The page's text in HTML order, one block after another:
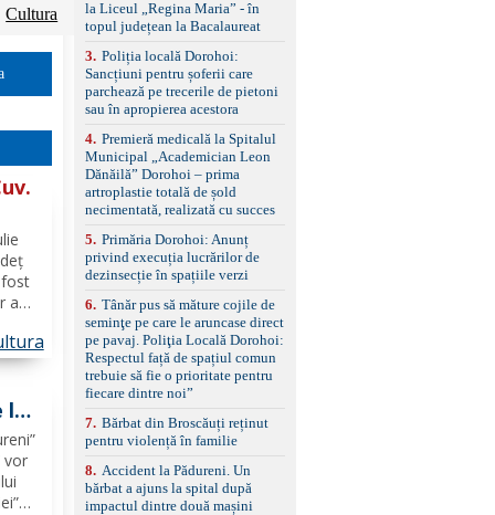
Cultura
a
la
vor
împreună cu un set de
anvelope de iarnă.
la Liceul „Regina Maria” - în
topul județean la Bacalaureat
3. Poliția locală Dorohoi:
Sancțiuni pentru șoferii care
parchează pe trecerile de pietoni
sau în apropierea acestora
4. Premieră medicală la Spitalul
Municipal „Academician Leon
Dănăilă” Dorohoi – prima
artroplastie totală de șold
necimentată, realizată cu succes
5. Primăria Dorohoi: Anunț
privind execuția lucrărilor de
dezinsecție în spațiile verzi
6. Tânăr pus să măture cojile de
seminţe pe care le aruncase direct
pe pavaj. Poliţia Locală Dorohoi:
Respectul față de spațiul comun
trebuie să fie o prioritate pentru
fiecare dintre noi”
7. Bărbat din Broscăuți reținut
pentru violență în familie
8. Accident la Pădureni. Un
bărbat a ajuns la spital după
impactul dintre două mașini